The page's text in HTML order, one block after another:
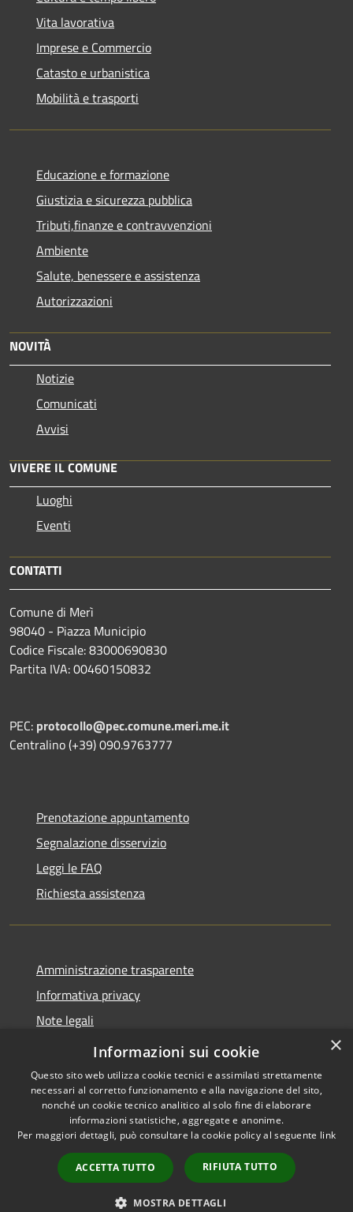
Vita lavorativa
Imprese e Commercio
Catasto e urbanistica
Mobilità e trasporti
Educazione e formazione
Giustizia e sicurezza pubblica
Tributi,finanze e contravvenzioni
Ambiente
Salute, benessere e assistenza
Autorizzazioni
NOVITÀ
Notizie
Comunicati
Avvisi
VIVERE IL COMUNE
Luoghi
Eventi
CONTATTI
Comune di Merì
98040 - Piazza Municipio
Codice Fiscale: 83000690830
Partita IVA: 00460150832
PEC: protocollo@pec.comune.meri.me.it
Centralino (+39) 090.9763777
Prenotazione appuntamento
Segnalazione disservizio
Leggi le FAQ
Richiesta assistenza
Amministrazione trasparente
Informativa privacy
Note legali
Dichiarazione di accessibilità
Accessibilità
Copyright © 2026 • Comune di
Merì • Powered by
Municipium•
Accesso
redazione
×
Informazioni sui cookie
Questo sito web utilizza cookie tecnici e assimilati strettamente
necessari al corretto funzionamento e alla navigazione del sito,
nonché un cookie tecnico analitico al solo fine di elaborare
informazioni statistiche, aggregate e anonime.
Per maggiori dettagli, può consultare la cookie policy al seguente link
ACCETTA TUTTO RIFIUTA TUTTO
MOSTRA DETTAGLI